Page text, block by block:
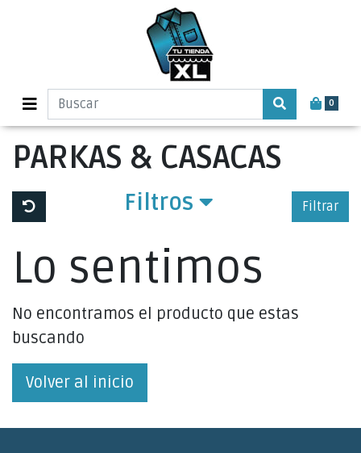
0
PARKAS & CASACAS
Filtros Filtrar
Lo sentimos
No encontramos el producto que estas
buscando
Volver al inicio